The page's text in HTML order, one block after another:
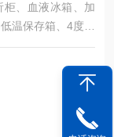
柜、血液冰箱、加
温保存箱、4度试